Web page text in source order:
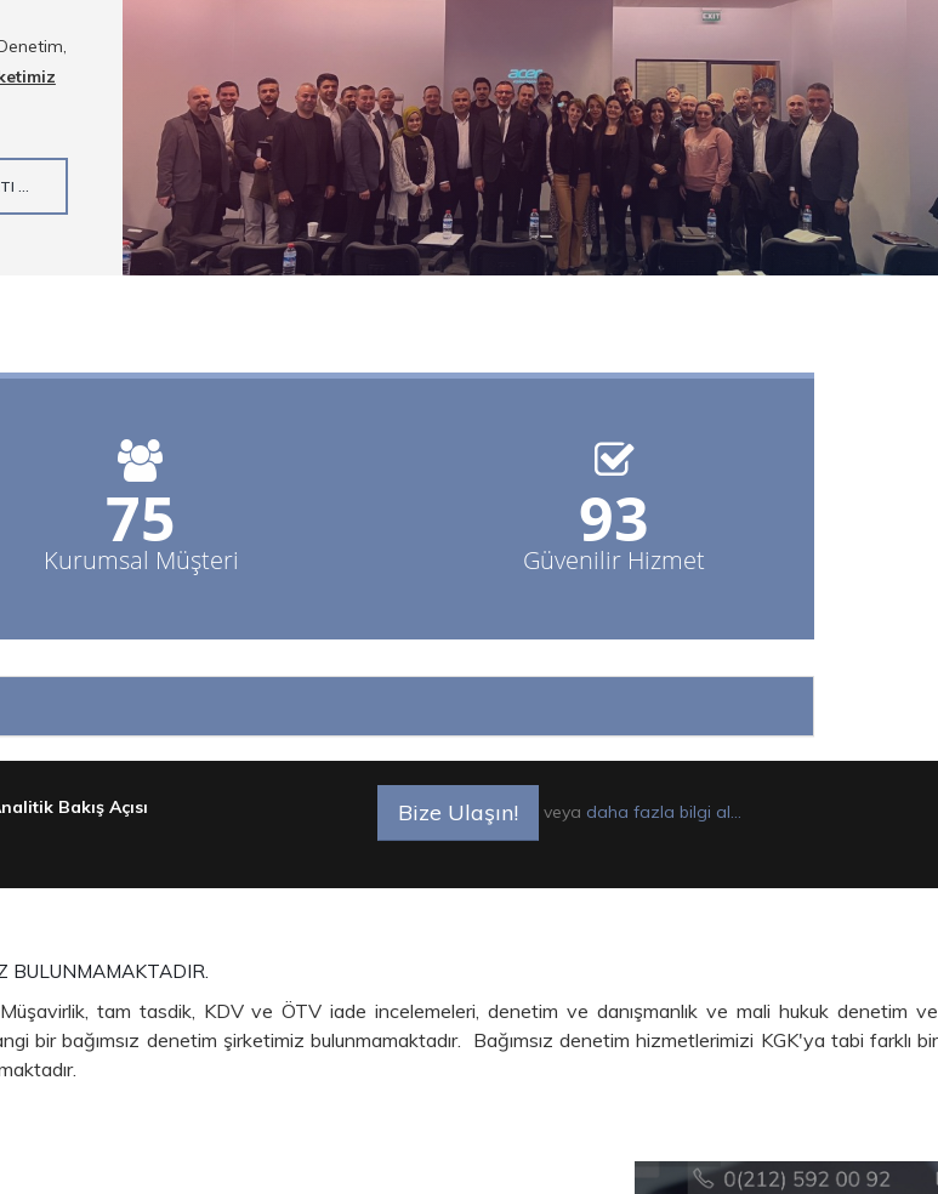
...
80+
Kurumsal Müşteri
100%
Güvenilir Hizmet
Bakış Açısı
Bize Ulaşın! veya daha fazla bilgi al...
BULUNMAMAKTADIR.
tam tasdik, KDV ve ÖTV iade incelemeleri, denetim ve danışmanlık ve mali hukuk denetim ve
bir bağımsız denetim şirketimiz bulunmamaktadır. Bağımsız denetim hizmetlerimizi KGK'ya tabi farklı bir